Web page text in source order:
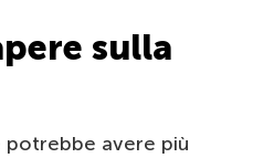
sulla
potrebbe avere più